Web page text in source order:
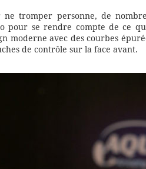
ne tromper personne, de
pour se rendre compte de ce
moderne avec des courbes
de contrôle sur la face avant.